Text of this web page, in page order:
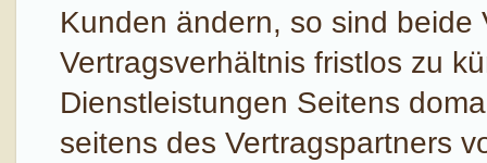
Kunden ändern, so sind
Vertragsverhältnis fristlos zu
Dienstleistungen Seitens
seitens des Vertragspartners